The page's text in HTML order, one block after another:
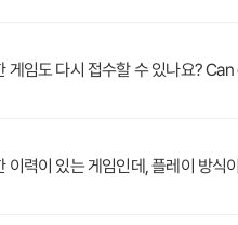
게임도 다시 접수할 수 있나요?
이력이 있는 게임인데, 플레이 방